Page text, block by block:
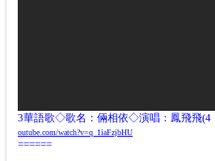
3華語歌◇歌名： 倆相依◇演唱：鳳飛飛(4
outube.com/watch?v=q_1iaFzjbHU
======